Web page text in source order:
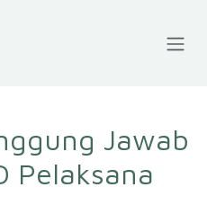
Jawab
Pelaksana